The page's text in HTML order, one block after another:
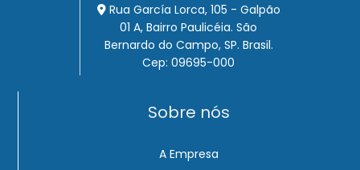
Rua García Lorca, 105 - Galpão
01 A, Bairro Paulicéia. São
Bernardo do Campo, SP. Brasil.
Cep: 09695-000
Sobre nós
A Empresa